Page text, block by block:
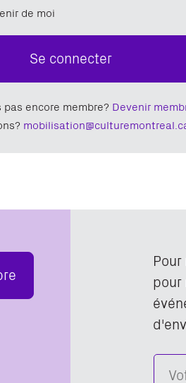
de moi
Se connecter
encore membre? Devenir
pour